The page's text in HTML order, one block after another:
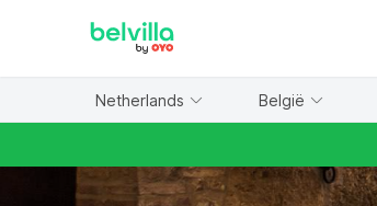
Netherlands België